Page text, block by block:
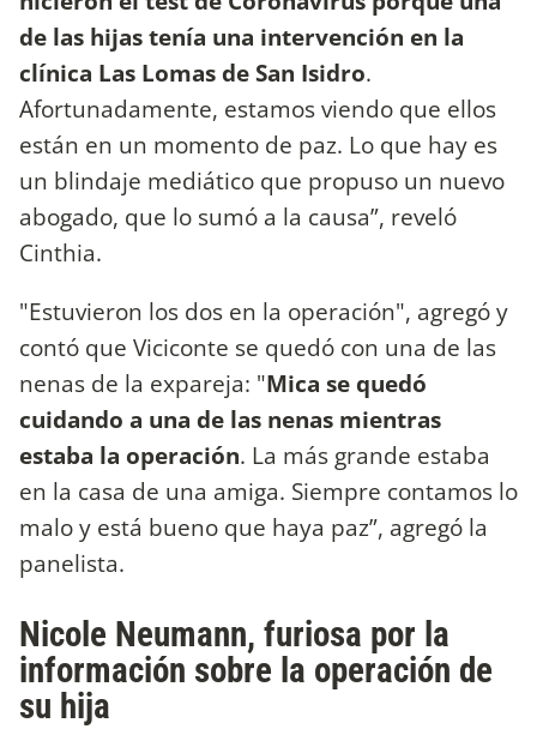
de las hijas tenía una intervención en la
clínica Las Lomas de San Isidro.
Afortunadamente, estamos viendo que ellos
están en un momento de paz. Lo que hay es
un blindaje mediático que propuso un nuevo
abogado, que lo sumó a la causa”, reveló
Cinthia.
"Estuvieron los dos en la operación", agregó y
contó que Viciconte se quedó con una de las
nenas de la expareja: "Mica se quedó
cuidando a una de las nenas mientras
estaba la operación. La más grande estaba
en la casa de una amiga. Siempre contamos lo
malo y está bueno que haya paz”, agregó la
panelista.
Nicole Neumann, furiosa por la
información sobre la operación de
su hija